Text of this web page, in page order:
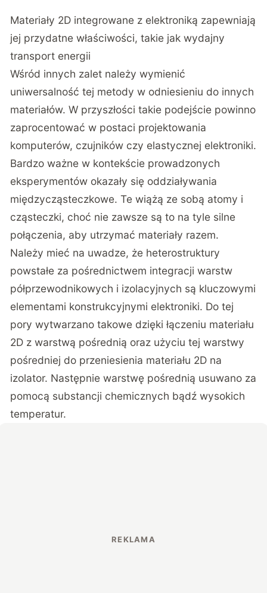
Materiały 2D integrowane z elektroniką zapewniają
jej przydatne właściwości, takie jak wydajny
transport energii
Wśród innych zalet należy wymienić
uniwersalność tej metody w odniesieniu do innych
materiałów. W przyszłości takie podejście powinno
zaprocentować w postaci projektowania
komputerów, czujników czy elastycznej elektroniki.
Bardzo ważne w kontekście prowadzonych
eksperymentów okazały się oddziaływania
międzycząsteczkowe. Te wiążą ze sobą atomy i
cząsteczki, choć nie zawsze są to na tyle silne
połączenia, aby utrzymać materiały razem.
Należy mieć na uwadze, że heterostruktury
powstałe za pośrednictwem integracji warstw
półprzewodnikowych i izolacyjnych są kluczowymi
elementami konstrukcyjnymi elektroniki. Do tej
pory wytwarzano takowe dzięki łączeniu materiału
2D z warstwą pośrednią oraz użyciu tej warstwy
pośredniej do przeniesienia materiału 2D na
izolator. Następnie warstwę pośrednią usuwano za
pomocą substancji chemicznych bądź wysokich
temperatur.